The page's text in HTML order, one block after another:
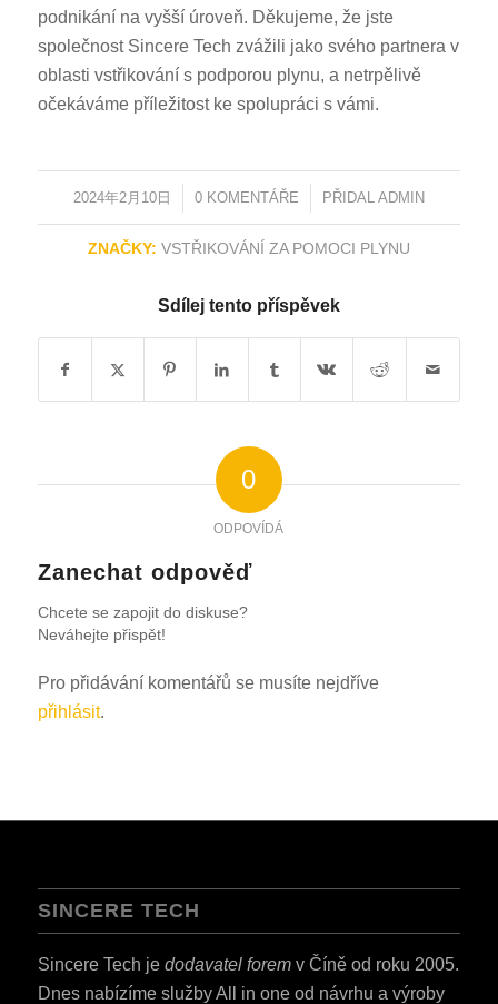
podnikání na vyšší úroveň. Děkujeme, že jste
společnost Sincere Tech zvážili jako svého partnera v
oblasti vstřikování s podporou plynu, a netrpělivě
očekáváme příležitost ke spolupráci s vámi.
2024年2月10日
/ 0 KOMENTÁŘE
/ PŘIDAL ADMIN
ZNAČKY: VSTŘIKOVÁNÍ ZA POMOCI PLYNU
Sdílej tento příspěvek
0
ODPOVÍDÁ
Zanechat odpověď
Chcete se zapojit do diskuse?
Neváhejte přispět!
Pro přidávání komentářů se musíte nejdříve
přihlásit.
SINCERE TECH
Sincere Tech je dodavatel foremv Číně od roku 2005.
Dnes nabízíme služby All in one od návrhu a výroby